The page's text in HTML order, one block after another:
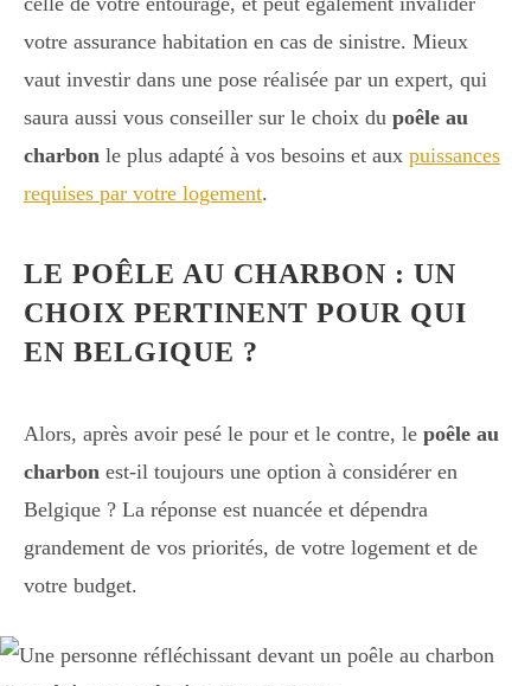
votre assurance habitation en cas de sinistre. Mieux
vaut investir dans une pose réalisée par un expert, qui
saura aussi vous conseiller sur le choix du poêle au
charbon le plus adapté à vos besoins et aux puissances
requises par votre logement.
LE POÊLE AU CHARBON : UN
CHOIX PERTINENT POUR QUI
EN BELGIQUE ?
Alors, après avoir pesé le pour et le contre, le poêle au
charbon est-il toujours une option à considérer en
Belgique ? La réponse est nuancée et dépendra
grandement de vos priorités, de votre logement et de
votre budget.